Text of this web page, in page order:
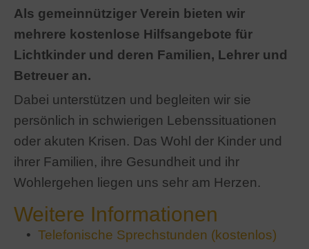
Als gemeinnütziger Verein bieten wir
mehrere kostenlose Hilfsangebote für
Lichtkinder und deren Familien, Lehrer und
Betreuer an.
Dabei unterstützen und begleiten wir sie
persönlich in schwierigen Lebenssituationen
oder akuten Krisen. Das Wohl der Kinder und
ihrer Familien, ihre Gesundheit und ihr
Wohlergehen liegen uns sehr am Herzen.
Weitere Informationen
Telefonische Sprechstunden (kostenlos)